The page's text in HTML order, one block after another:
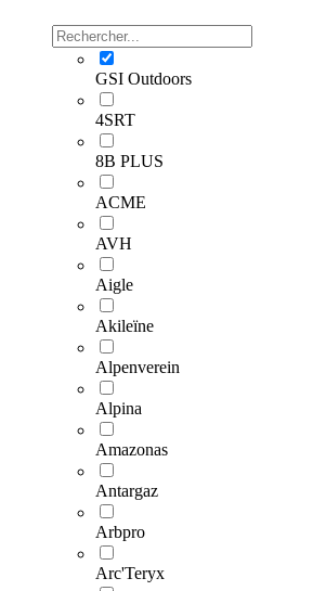
GSI Outdoors
4SRT
8B PLUS
ACME
AVH
Aigle
Akileïne
Alpenverein
Alpina
Amazonas
Antargaz
Arbpro
Arc'Teryx